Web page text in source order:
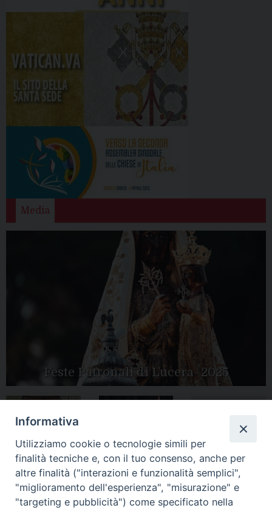
Media
Feste Patronali di Lucera- 2025
Apertura Anno
Mariae in Diocesi
Tutte le gallery
Informativa
Utilizziamo cookie o tecnologie simili per
finalità tecniche e, con il tuo consenso, anche per
altre finalità ("interazioni e funzionalità semplici",
"miglioramento dell'esperienza", "misurazione" e
"targeting e pubblicità") come specificato nella